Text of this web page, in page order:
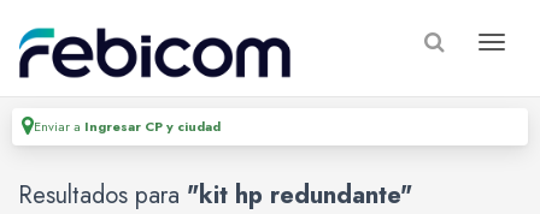
Enviar a Ingresar CP y ciudad
Resultados para "kit hp redundante"